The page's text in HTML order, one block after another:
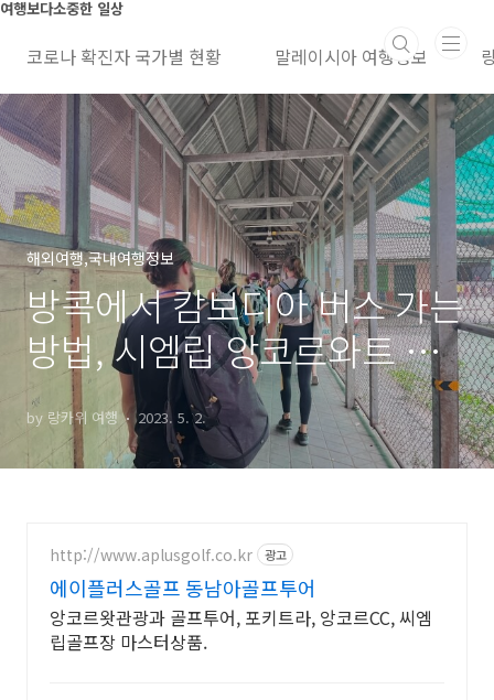
본문 바로가기
여행보다소중한 일상
코로나 확진자 국가별 현황 말레이시아 여행정보
해외여행,국내여행정보
방콕에서 캄보디아 버스 가는
방법, 시엠립 앙코르와트 여
행, 비자, 총 비용
by 랑카위 여행 2023. 5. 2.
http://www.aplusgolf.co.kr 광고
에이플러스골프 동남아골프투어
앙코르왓관광과 골프투어, 포키트라, 앙코르CC, 씨엠
립골프장 마스터상품.